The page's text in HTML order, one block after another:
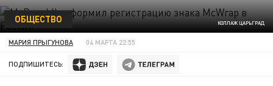
КОЛЛАЖ ЦАРЬГРАД
ОБЩЕСТВО
МАРИЯ ПРЫГУНОВА 04 МАРТА 22:55
ПОДПИШИТЕСЬ: